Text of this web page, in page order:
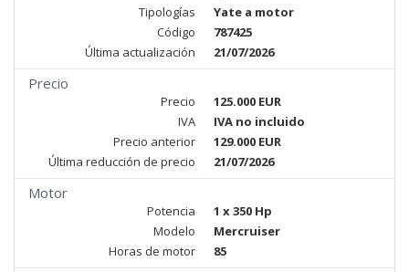
Tipologías
Yate a motor
Código
787425
Última actualización
21/07/2026
Precio
Precio
125.000 EUR
IVA
IVA no incluido
Precio anterior
129.000 EUR
Última reducción de precio
21/07/2026
Motor
Potencia
1 x 350 Hp
Modelo
Mercruiser
Horas de motor
85